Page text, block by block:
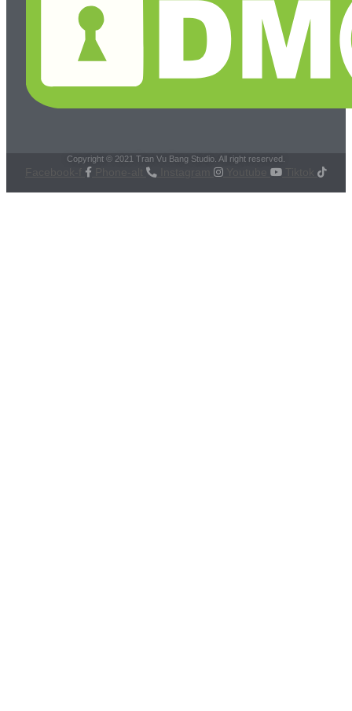
Copyright © 2021 Tran Vu Bang Studio. All right reserved.